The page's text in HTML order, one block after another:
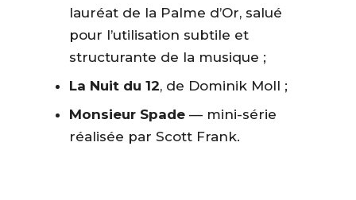
lauréat de la Palme d’Or, salué
pour l’utilisation subtile et
structurante de la musique ;
La Nuit du 12, de Dominik Moll ;
Monsieur Spade— mini-série
réalisée par Scott Frank.